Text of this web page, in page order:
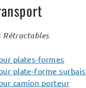
Rétractables
plates-formes
plate-forme
camion porteur